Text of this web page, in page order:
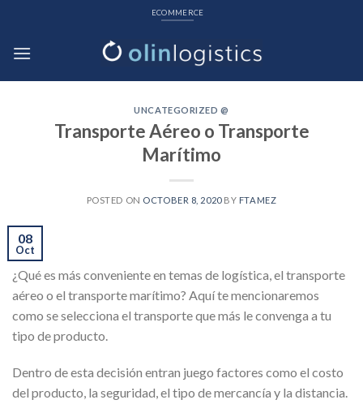
content
ECOMMERCE
UNCATEGORIZED @
Transporte Aéreo o Transporte
Marítimo
POSTED ON OCTOBER 8, 2020BY FTAMEZ
08
Oct
¿Qué es más conveniente en temas de logística, el transporte
aéreo o el transporte marítimo? Aquí te mencionaremos
como se selecciona el transporte que más le convenga a tu
tipo de producto.
Dentro de esta decisión entran juego factores como el costo
del producto, la seguridad, el tipo de mercancía y la distancia.